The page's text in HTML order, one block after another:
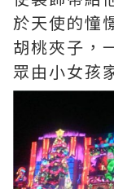
於天使的憧
胡桃夾子，
眾由小女孩